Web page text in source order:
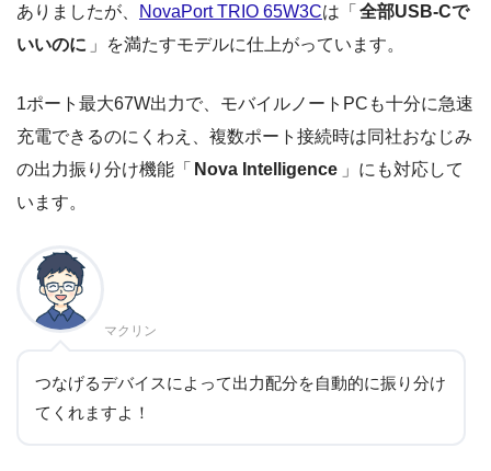
ありましたが、
NovaPort TRIO 65W3Cは「 全部USB-Cで
いいのに 」を満たすモデルに仕上がっています。
1ポート最大67W出力で、モバイルノートPCも十分に急速
充電できるのにくわえ、複数ポート接続時は同社おなじみ
の出力振り分け機能「
Nova Intelligence 」にも対応して
います。
マクリン
つなげるデバイスによって出力配分を自動的に振り分け
てくれますよ！